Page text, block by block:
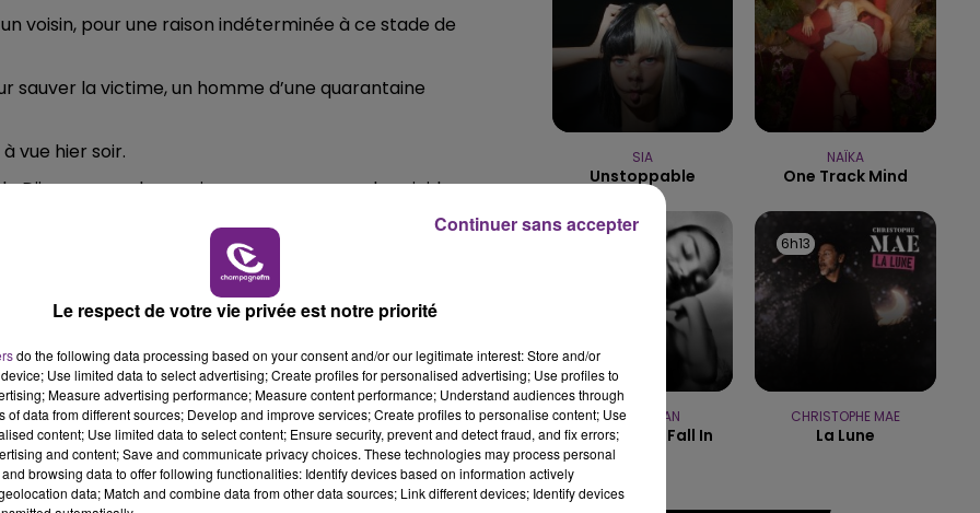
LE WEEK-END CHAMPAGNE FM
16h00 - 20h00
LE WEEK-END CHAMPAGNE FM
voisin, pour une raison indéterminée à ce stade de
sauver la victime, un homme d’une quarantaine
vue hier soir.
Dijon, en vue de sa mise en examen pour homicide
SIA
Unstoppable
NAÏKA
One Track Mind
OLIVIA DEAN
So Easy (to Fall In
6h13
6h13
CHRISTOPHE MAE
La Lune
Le respect de votre vie privée est notre priorité
do the following data processing based on your consent and/or our legitimate interest: Store and/or
Use limited data to select advertising; Create profiles for personalised advertising; Use profiles to
Measure advertising performance; Measure content performance; Understand audiences through
of data from different sources; Develop and improve services; Create profiles to personalise content; Use
content; Use limited data to select content; Ensure security, prevent and detect fraud, and fix errors;
and content; Save and communicate privacy choices. These technologies may process personal
browsing data to offer following functionalities: Identify devices based on information actively
data; Match and combine data from other data sources; Link different devices; Identify devices
Continuer sans accepter